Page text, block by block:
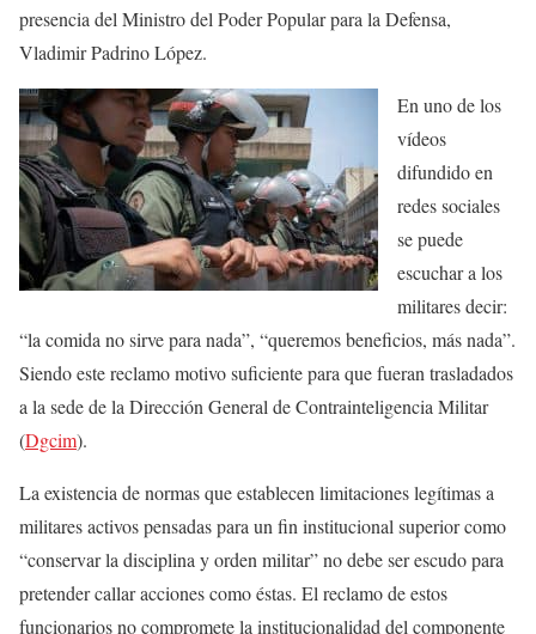
presencia del Ministro del Poder Popular para la Defensa,
Vladimir Padrino López.
En uno de los
vídeos
difundido en
redes sociales
se puede
escuchar a los
militares decir:
“la comida no sirve para nada”, “queremos beneficios, más nada”.
Siendo este reclamo motivo suficiente para que fueran trasladados
a la sede de la Dirección General de Contrainteligencia Militar
(Dgcim).
La existencia de normas que establecen limitaciones legítimas a
militares activos pensadas para un fin institucional superior como
“conservar la disciplina y orden militar” no debe ser escudo para
pretender callar acciones como éstas. El reclamo de estos
funcionarios no compromete la institucionalidad del componente